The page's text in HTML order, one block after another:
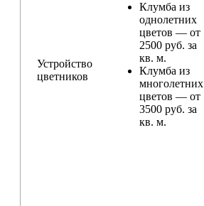
Устройство
цветников
Клумба из
однолетних
цветов — от
2500 руб. за
кв. м.
Клумба из
многолетних
цветов — от
3500 руб. за
кв. м.